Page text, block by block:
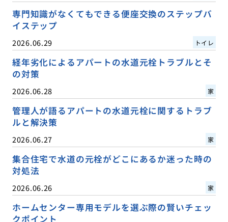
専門知識がなくてもできる便座交換のステップバ
イステップ
2026.06.29 トイレ
経年劣化によるアパートの水道元栓トラブルとそ
の対策
2026.06.28 家
管理人が語るアパートの水道元栓に関するトラブ
ルと解決策
2026.06.27 家
集合住宅で水道の元栓がどこにあるか迷った時の
対処法
2026.06.26 家
ホームセンター専用モデルを選ぶ際の賢いチェッ
クポイント